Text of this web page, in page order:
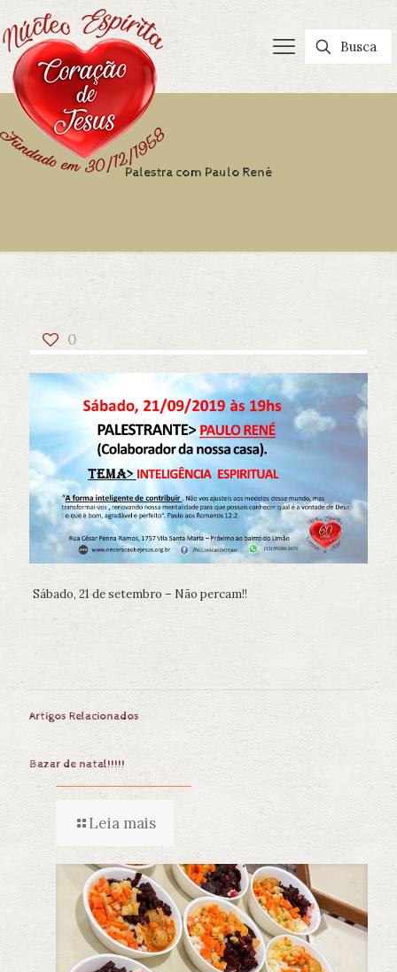
Palestra com Paulo René
0
Sábado, 21 de setembro – Não percam!!
Artigos Relacionados
Bazar de natal!!!!!
Leia mais